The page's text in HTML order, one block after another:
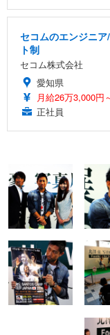
セコムのエンジニ
ト制
セコム株式会社
愛知県
月給26万3,000円
正社員